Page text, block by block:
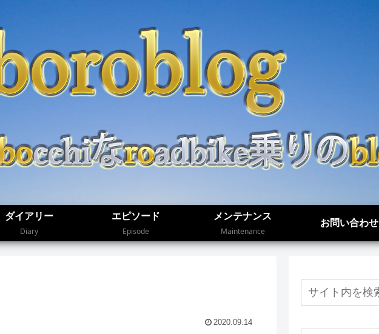
ダイアリー
Diary
エピソード
Episode
メンテナンス
Maintenance
お問い合わせ
2020.09.14